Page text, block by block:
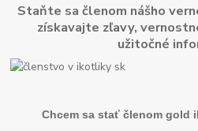
Staňte sa členom nášho
získavajte zľavy,
užitočné
Chcem sa stať členom gold